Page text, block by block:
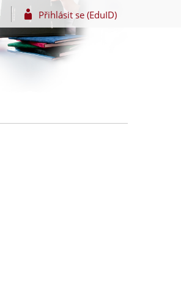
Přihlásit se (EduID)